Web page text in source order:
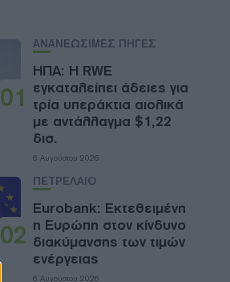
01
ΑΝΑΝΕΩΣΙΜΕΣ ΠΗΓΕΣ
ΗΠΑ: Η RWE
εγκαταλείπει άδειες για
τρία υπεράκτια αιολικά
με αντάλλαγμα $1,22
δισ.
6 Αυγούστου 2026
02
ΠΕΤΡΕΛΑΙΟ
Eurobank: Εκτεθειμένη
η Ευρώπη στον κίνδυνο
διακύμανσης των τιμών
ενέργειας
6 Αυγούστου 2026